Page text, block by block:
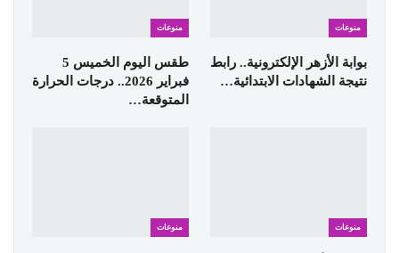
منوعات
بوابة الأزهر الإلكترونية.. رابط
نتيجة الشهادات الابتدائية…
منوعات
طقس اليوم الخميس 5
فبراير 2026.. درجات الحرارة
المتوقعة…
منوعات منوعات